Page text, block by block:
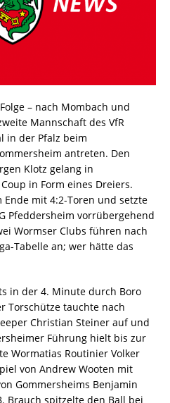
– nach Mombach und
Mannschaft des VfR
in der Pfalz beim
antreten. Den
Klotz gelang in
in Form eines Dreiers.
Ende mit 4:2-Toren und setzte
Pfeddersheim vorrübergehend
Wormser Clubs führen nach
Tabelle an; wer hätte das
in der 4. Minute durch Boro
Torschütze tauchte nach
Christian Steiner auf und
Führung hielt bis zur
Wormatias Routinier Volker
von Andrew Wooten mit
Gommersheims Benjamin
Brauch spitzelte den Ball bei